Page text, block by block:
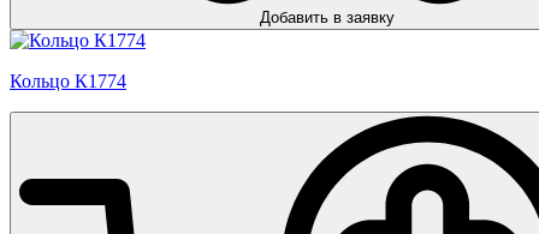
Добавить в заявку
Кольцо К1774